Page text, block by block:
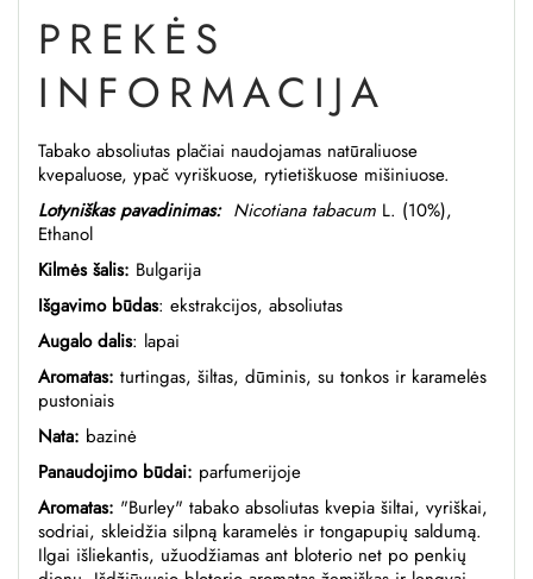
PREKĖS
INFORMACIJA
Tabako absoliutas plačiai naudojamas natūraliuose
kvepaluose, ypač vyriškuose, rytietiškuose mišiniuose.
Lotyniškas pavadinimas:Nicotiana tabacum L. (10%),
Ethanol
Kilmės šalis: Bulgarija
Išgavimo būdas: ekstrakcijos, absoliutas
Augalo dalis: lapai
Aromatas: turtingas, šiltas, dūminis, su tonkos ir karamelės
pustoniais
Nata: bazinė
Panaudojimo būdai: parfumerijoje
Aromatas: "Burley" tabako absoliutas kvepia šiltai, vyriškai,
sodriai, skleidžia silpną karamelės ir tongapupių saldumą.
Ilgai išliekantis, užuodžiamas ant bloterio net po penkių